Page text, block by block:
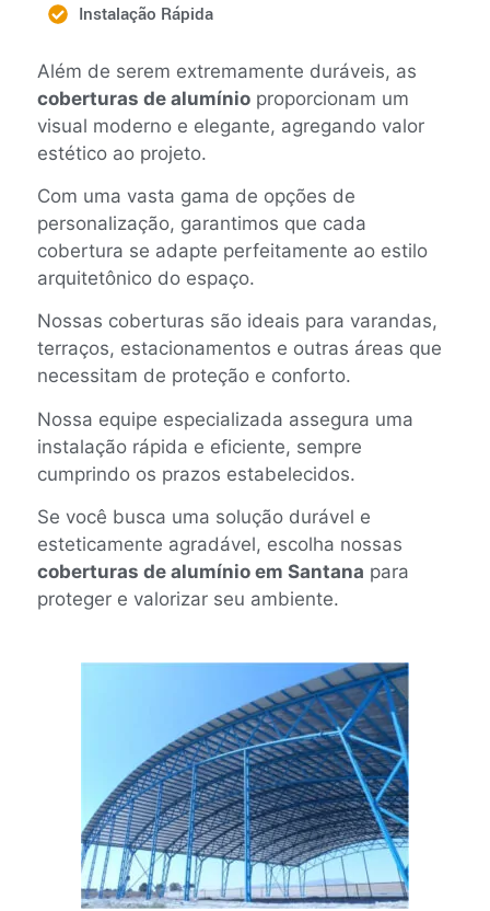
Instalação Rápida
Além de serem extremamente duráveis, as
coberturas de alumínio proporcionam um
visual moderno e elegante, agregando valor
estético ao projeto.
Com uma vasta gama de opções de
personalização, garantimos que cada
cobertura se adapte perfeitamente ao estilo
arquitetônico do espaço.
Nossas coberturas são ideais para varandas,
terraços, estacionamentos e outras áreas que
necessitam de proteção e conforto.
Nossa equipe especializada assegura uma
instalação rápida e eficiente, sempre
cumprindo os prazos estabelecidos.
Se você busca uma solução durável e
esteticamente agradável, escolha nossas
coberturas de alumínio em Santana para
proteger e valorizar seu ambiente.